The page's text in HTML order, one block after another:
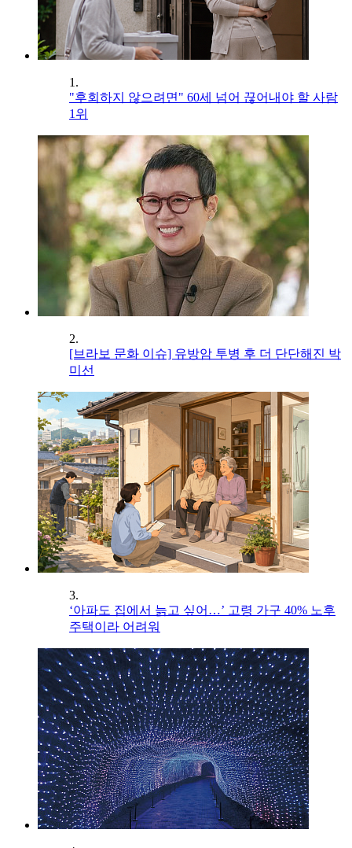
1.
"후회하지 않으려면" 60세 넘어 끊어내야 할 사람
1위
2.
[브라보 문화 이슈] 유방암 투병 후 더 단단해진 박
미선
3.
‘아파도 집에서 늙고 싶어…’ 고령 가구 40% 노후
주택이라 어려워